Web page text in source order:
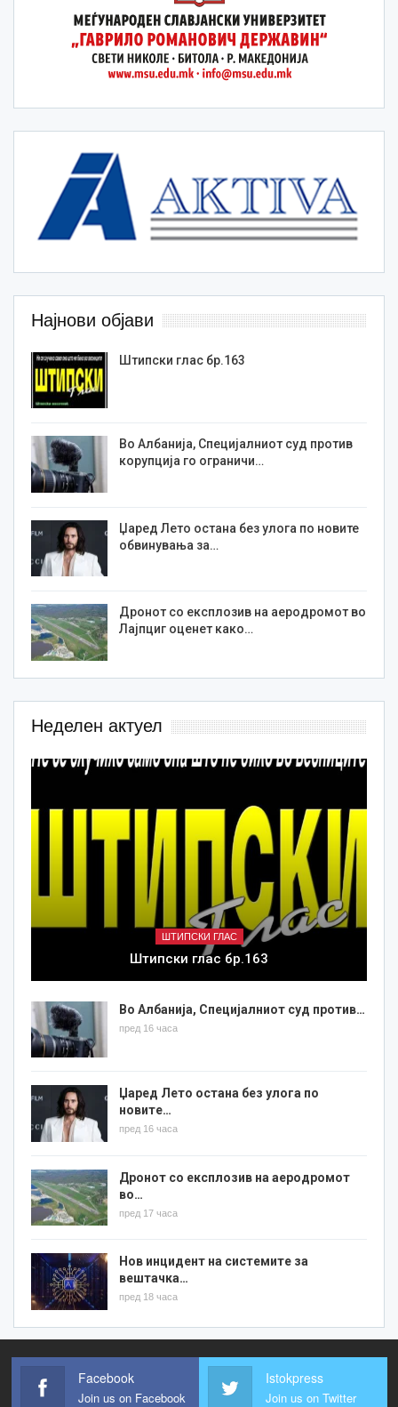
Најнови објави
Штипски глас бр.163
Во Албанија, Специјалниот суд против
корупција го ограничи…
Џаред Лето остана без улога по новите
обвинувања за…
Дронот со експлозив на аеродромот во
Лајпциг оценет како…
Неделен актуел
ШТИПСКИ ГЛАС
Штипски глас бр.163
Во Албанија, Специјалниот суд против…
пред 16 часа
Џаред Лето остана без улога по
новите…
пред 16 часа
Дронот со експлозив на аеродромот
во…
пред 17 часа
Нов инцидент на системите за
вештачка…
пред 18 часа
Facebook
Join us on Facebook
Istokpress
Join us on Twitter